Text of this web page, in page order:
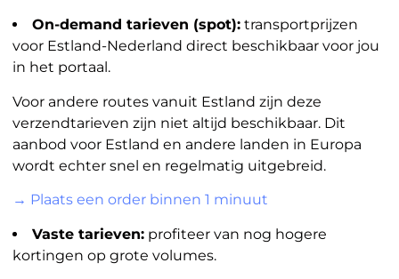
On-demand tarieven (spot):transportprijzen
voor Estland-Nederland direct beschikbaar voor jou
in het portaal.
Voor andere routes vanuit Estland zijn deze
verzendtarieven zijn niet altijd beschikbaar. Dit
aanbod voor Estland en andere landen in Europa
wordt echter snel en regelmatig uitgebreid.
→ Plaats een order binnen 1 minuut
Vaste tarieven:profiteer van nog hogere
kortingen op grote volumes.